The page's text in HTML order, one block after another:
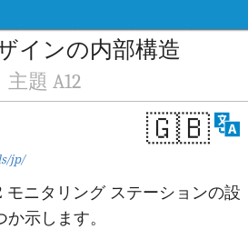
インの内部構造
主題 A12
🇬🇧
jp/
ニタリング ステーションの設
示します。